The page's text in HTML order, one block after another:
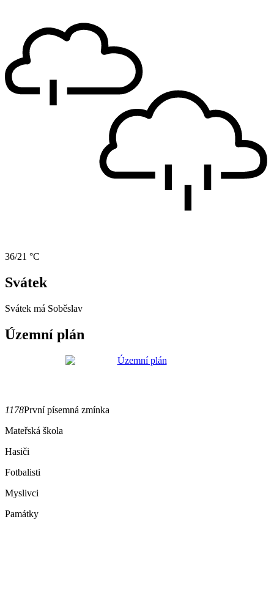
36/21 °C
Svátek
Svátek má Soběslav
Územní plán
1178První písemná zmínka
Mateřská škola
Hasiči
Fotbalisti
Myslivci
Památky